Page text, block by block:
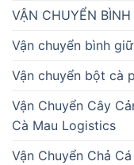
VẬN CHUYỂN
Vận chuyển bình
Vận chuyển bột cà
Vận Chuyển Cây
Cà Mau Logistics
Vận Chuyển Chả